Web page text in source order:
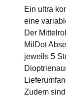
Ein ultra
eine
Der
MilDot
jeweils 5
Zudem